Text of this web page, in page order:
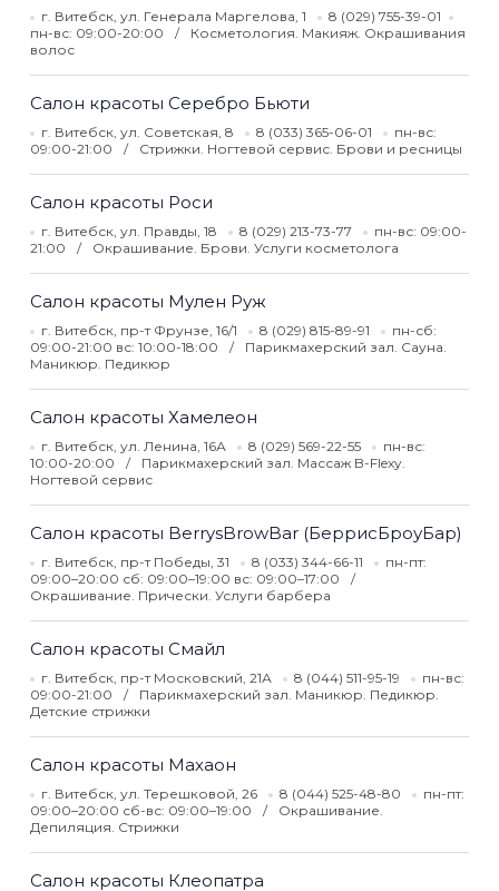
г. Витебск, ул. Генерала Маргелова, 1
8 (029) 755-39-01
пн-вс: 09:00-20:00
Косметология. Макияж. Окрашивания
волос
Салон красоты Серебро Бьюти
г. Витебск, ул. Советская, 8 8 (033) 365-06-01
пн-вс:
09:00-21:00
Стрижки. Ногтевой сервис. Брови и ресницы
Салон красоты Роси
г. Витебск, ул. Правды, 18 8 (029) 213-73-77
пн-вс: 09:00-
21:00
Окрашивание. Брови. Услуги косметолога
Салон красоты Мулен Руж
г. Витебск, пр-т Фрунзе, 16/1 8 (029) 815-89-91
пн-сб:
09:00-21:00 вс: 10:00-18:00
Парикмахерский зал. Сауна.
Маникюр. Педикюр
Салон красоты Хамелеон
г. Витебск, ул. Ленина, 16А 8 (029) 569-22-55
пн-вс:
10:00-20:00
Парикмахерский зал. Массаж B-Flexy.
Ногтевой сервис
Салон красоты BerrysBrowBar (БеррисБроуБар)
г. Витебск, пр-т Победы, 31 8 (033) 344-66-11
пн-пт:
09:00–20:00 сб: 09:00–19:00 вс: 09:00–17:00
Окрашивание. Прически. Услуги барбера
Салон красоты Смайл
г. Витебск, пр-т Московский, 21А 8 (044) 511-95-19
пн-вс:
09:00-21:00
Парикмахерский зал. Маникюр. Педикюр.
Детские стрижки
Салон красоты Махаон
г. Витебск, ул. Терешковой, 26 8 (044) 525-48-80
пн-пт:
09:00–20:00 сб-вс: 09:00–19:00
Окрашивание.
Депиляция. Стрижки
Салон красоты Клеопатра